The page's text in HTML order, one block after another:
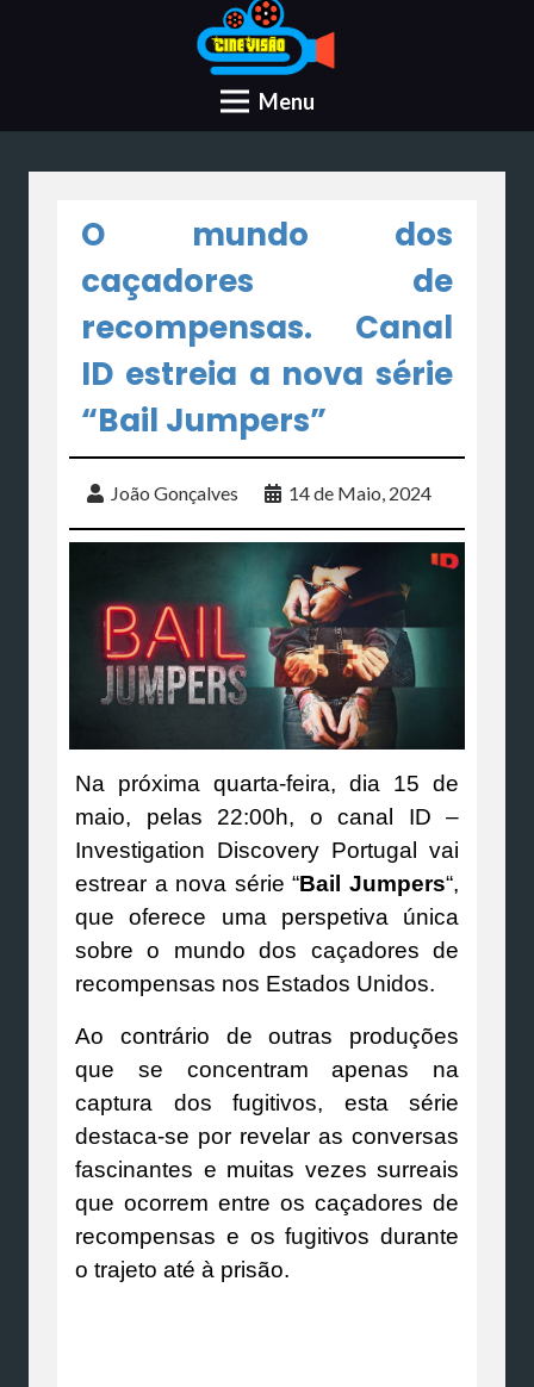
Menu
O mundo dos
caçadores de
recompensas. Canal
ID estreia a nova série
“Bail Jumpers”
João Gonçalves 14 de Maio, 2024
Na próxima quarta-feira, dia 15 de
maio, pelas 22:00h, o canal ID –
Investigation Discovery Portugal vai
estrear a nova série “Bail Jumpers“,
que oferece uma perspetiva única
sobre o mundo dos caçadores de
recompensas nos Estados Unidos.
Ao contrário de outras produções
que se concentram apenas na
captura dos fugitivos, esta série
destaca-se por revelar as conversas
fascinantes e muitas vezes surreais
que ocorrem entre os caçadores de
recompensas e os fugitivos durante
o trajeto até à prisão.